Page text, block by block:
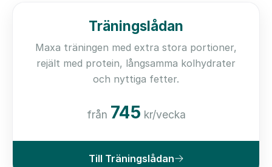
Träningslådan
Maxa träningen med extra stora portioner,
rejält med protein, långsamma kolhydrater
och nyttiga fetter.
från 745 kr/vecka
Till Träningslådan